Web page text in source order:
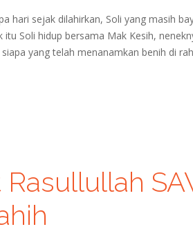
hari sejak dilahirkan, Soli yang masih
Soli hidup bersama Mak Kesih,
yang telah menanamkan benih di